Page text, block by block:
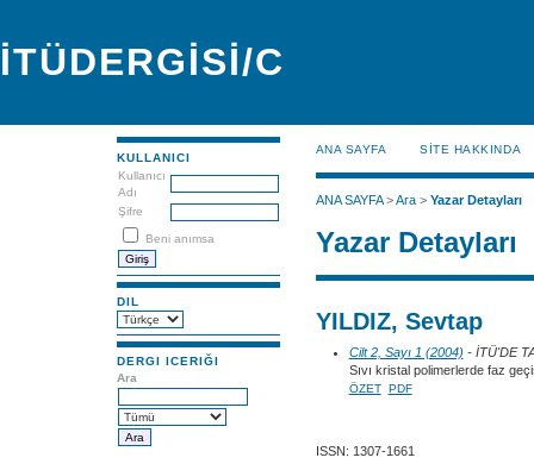
İTÜDERGİSİ/C
KULLANICI
Kullanıcı
Adı
Şifre
Beni anımsa
DIL
DERGI ICERIĞI
Ara
ANA SAYFA SİTE HAKKINDA
ANA SAYFA>Ara> Yazar Detayları
Yazar Detayları
YILDIZ, Sevtap
Cilt 2, Sayı 1 (2004) - İTÜ'DE
Sıvı kristal polimerlerde faz
ÖZET PDF
ISSN: 1307-1661